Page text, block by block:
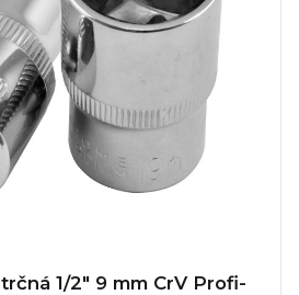
1/2" 9 mm CrV Profi-